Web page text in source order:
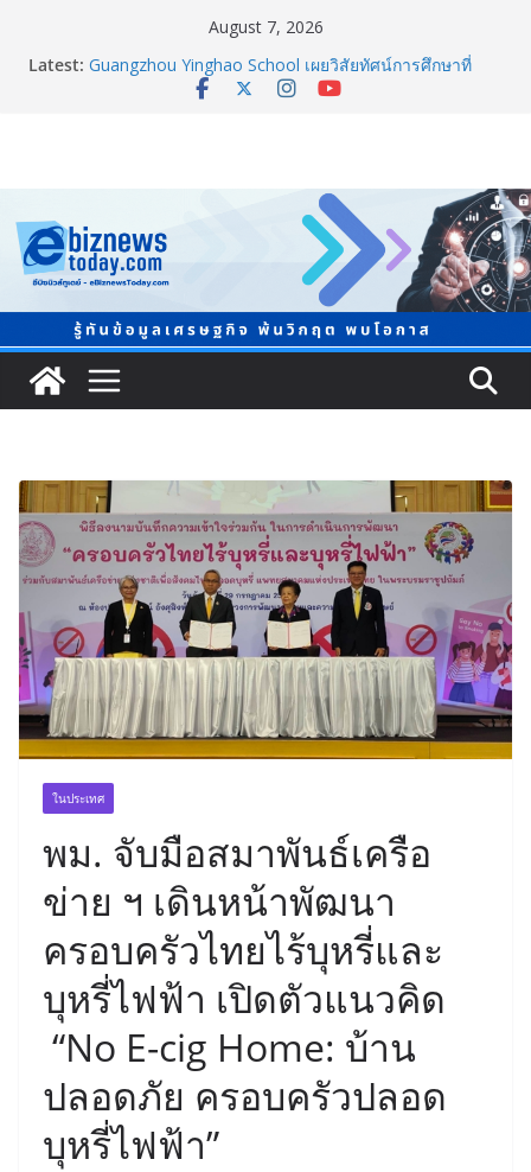
August 7, 2026
Latest: Guangzhou Yinghao School เผยวิสัยทัศน์การศึกษาที่
พร้อมรับอนาคต
วัยอันควร ทำสูญเสียทางเศรษฐกิจมหาศาล 1.6 ล้านล้าน
ภาครัฐ-เอกชนจับมือสัมมนาใหญ่ ยกระดับอุตสาหกรรมเซ
รามิกไทยสู่สากล พร้อมชวนผู้ประกอบไทยร่วมงาน
“Ceramics Vietnam & Stone Vietnam 2026”
อลิอันซ์ อยุธยา ส่งเสริมคนไทยเตรียมพร้อมรับมือวิกฤต
เปิดพื้นที่ “Level Up the Care by Allianz Ayudhya
นิทรรศการยกระดับ…ความเป็นห่วง” ในงาน Hug
HeartYai
ในประเทศ
พม. จับมือสมาพันธ์เครือ
ข่าย ฯ เดินหน้าพัฒนา
ครอบครัวไทยไร้บุหรี่และ
บุหรี่ไฟฟ้า เปิดตัวแนวคิด
“No E-cig Home: บ้าน
ปลอดภัย ครอบครัวปลอด
บุหรี่ไฟฟ้า”